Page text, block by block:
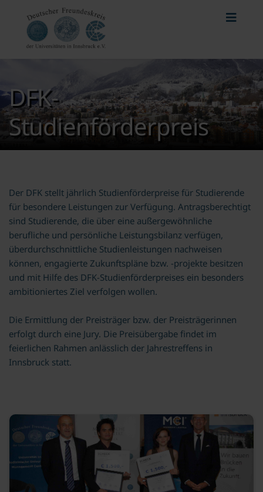
DFK-
Studienförderpreis
Der DFK stellt jährlich Studienförderpreise für Studierende
für besondere Leistungen zur Verfügung. Antragsberechtigt
sind Studierende, die über eine außergewöhnliche
berufliche und persönliche Leistungsbilanz verfügen,
überdurchschnittliche Studienleistungen nachweisen
können, engagierte Zukunftspläne bzw. -projekte besitzen
und mit Hilfe des DFK-Studienförderpreises ein besonders
ambitioniertes Ziel verfolgen wollen.
Die Ermittlung der Preisträger bzw. der Preisträgerinnen
erfolgt durch eine Jury. Die Preisübergabe findet im
feierlichen Rahmen anlässlich der Jahrestreffens in
Innsbruck statt.